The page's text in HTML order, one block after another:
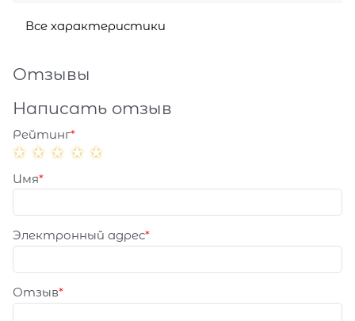
Все характеристики
Отзывы
Написать отзыв
Рейтинг
Имя
Электронный адрес
Отзыв